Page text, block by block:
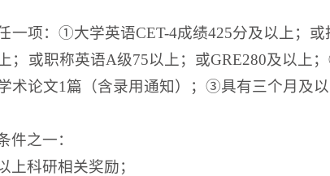
一项： ①大学英语CET-4成绩425分及以上；
；或职称英语A级75以上；或GRE280及以上；
术论文1篇（含录用通知）； ③具有三个月 及
件之一：
科研相关奖励；